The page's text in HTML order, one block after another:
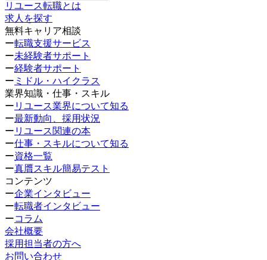
リユース転職とは
求人を探す
無料キャリア相談
ー転職支援サービス
ー未経験者サポート
ー経験者サポート
ー ミドル・ハイクラス
業界知識・仕事・スキル
ー リユース業界について知る
ー最新動向、採用状況
ー リユース関連の本
ー仕事・スキルについて知る
ー資格一覧
ー真贋スキル簡易テスト
コンテンツ
ー企業インタビュー
ー転職者インタビュー
ーコラム
会社概要
採用担当者の方へ
お問い合わせ